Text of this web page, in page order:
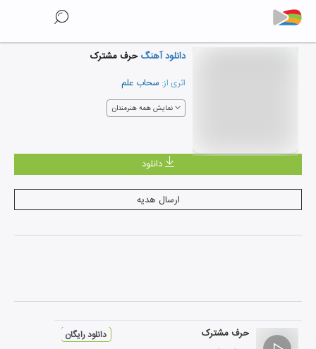
دانلود آهنگحرف مشترک
اثری از: سحاب علم
نمایش همه هنرمندان
دانلود
ارسال هدیه
حرف مشترک دانلود رایگان